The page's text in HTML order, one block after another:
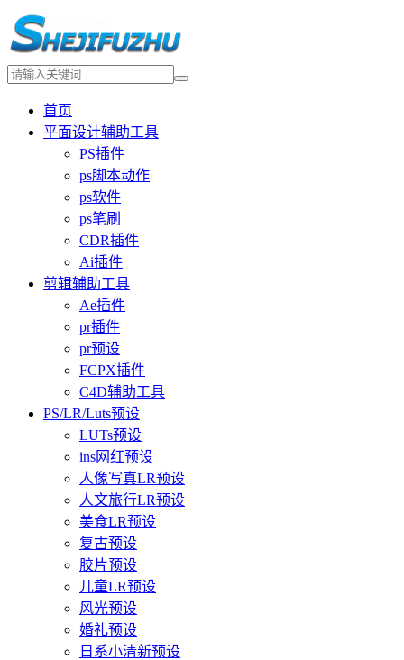
首页
平面设计辅助工具
PS插件
ps脚本动作
ps软件
ps笔刷
CDR插件
Ai插件
剪辑辅助工具
Ae插件
pr插件
pr预设
FCPX插件
C4D辅助工具
PS/LR/Luts预设
LUTs预设
ins网红预设
人像写真LR预设
人文旅行LR预设
美食LR预设
复古预设
胶片预设
儿童LR预设
风光预设
婚礼预设
日系小清新预设